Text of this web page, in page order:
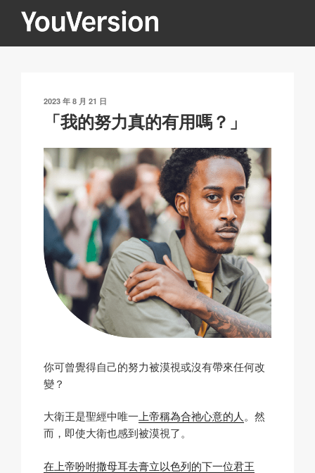
YOUVERSION
Seeking God every day.
發
2023 年 8 月 21 日
「我的努力真的有用嗎？」
你可曾覺得自己的努力被漠視或沒有帶來任何改
變？
大衛王是聖經中唯一上帝稱為合祂心意的人。然
而，即使大衛也感到被漠視了。
在上帝吩咐撒母耳去膏立以色列的下一位君王